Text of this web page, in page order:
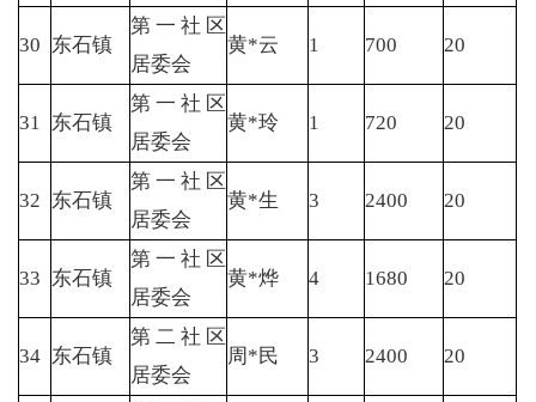
30 东石镇
第一社区
居委会
黄*云 1 700 20
31 东石镇
第一社区
居委会
黄*玲 1 720 20
32 东石镇
第一社区
居委会
黄*生 3 2400 20
33 东石镇
第一社区
居委会
黄*烨 4 1680 20
34 东石镇
第二社区
居委会
周*民 3 2400 20